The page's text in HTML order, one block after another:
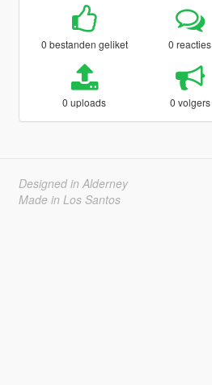
0 bestanden geliket 0 reacties
0 uploads 0 volgers
Designed in Alderney
Made in Los Santos